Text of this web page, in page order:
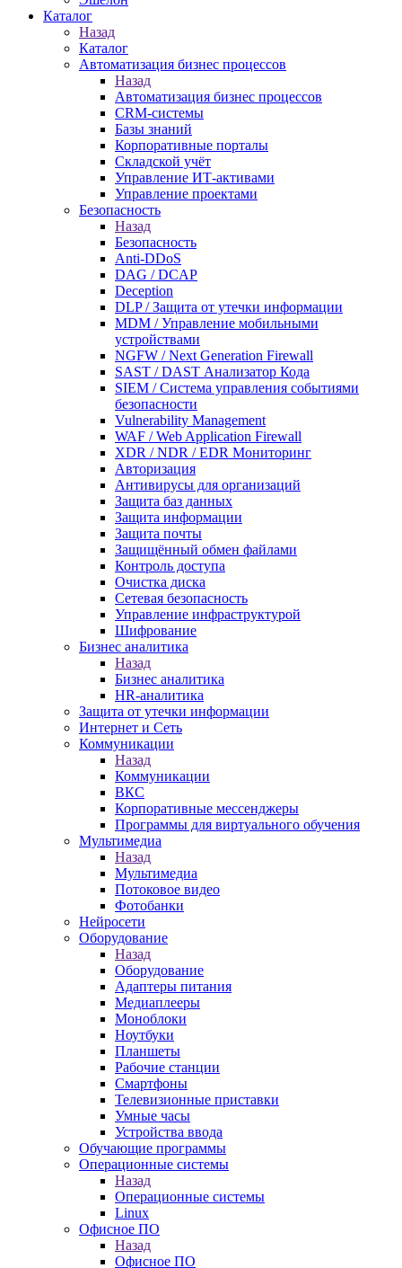
Каталог
Назад
Каталог
Автоматизация бизнес процессов
Назад
Автоматизация бизнес процессов
CRM-системы
Базы знаний
Корпоративные порталы
Складской учёт
Управление ИТ-активами
Управление проектами
Безопасность
Назад
Безопасность
Anti-DDoS
DAG / DCAP
Deception
DLP / Защита от утечки информации
MDM / Управление мобильными
устройствами
NGFW / Next Generation Firewall
SAST / DAST Анализатор Кода
SIEM / Система управления событиями
безопасности
Vulnerability Management
WAF / Web Application Firewall
XDR / NDR / EDR Мониторинг
Авторизация
Антивирусы для организаций
Защита баз данных
Защита информации
Защита почты
Защищённый обмен файлами
Контроль доступа
Очистка диска
Сетевая безопасность
Управление инфраструктурой
Шифрование
Бизнес аналитика
Назад
Бизнес аналитика
HR-аналитика
Защита от утечки информации
Интернет и Сеть
Коммуникации
Назад
Коммуникации
ВКС
Корпоративные мессенджеры
Программы для виртуального обучения
Мультимедиа
Назад
Мультимедиа
Потоковое видео
Фотобанки
Нейросети
Оборудование
Назад
Оборудование
Адаптеры питания
Медиаплееры
Моноблоки
Ноутбуки
Планшеты
Рабочие станции
Смартфоны
Телевизионные приставки
Умные часы
Устройства ввода
Обучающие программы
Операционные системы
Назад
Операционные системы
Linux
Офисное ПО
Назад
Офисное ПО